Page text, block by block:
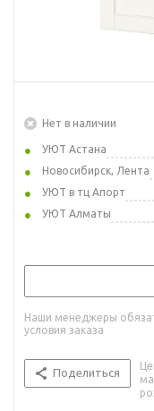
Нет в наличии
УЮТ Астана
Новосибирск, Лента
УЮТ в тц Апорт
УЮТ Алматы
Наши менеджеры
условия заказа
Поделиться